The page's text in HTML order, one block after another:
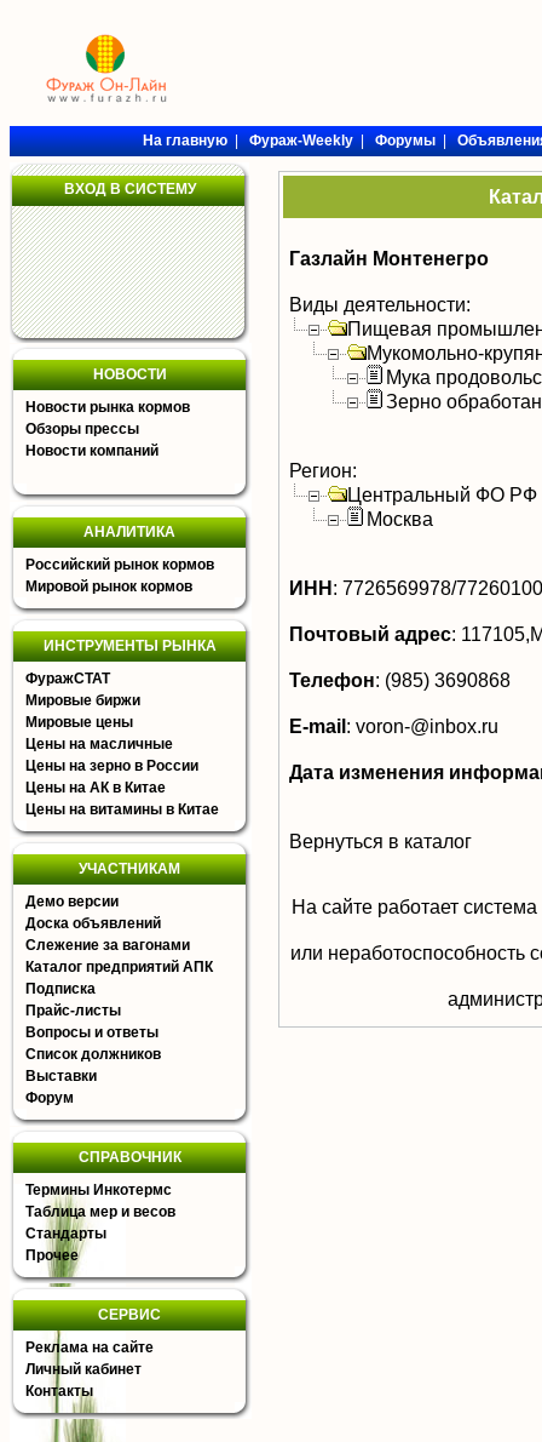
На главную|Фураж-Weekly|Форумы|
ВХОД В СИСТЕМУ
НОВОСТИ
Новости рынка кормов
Обзоры прессы
Новости компаний
АНАЛИТИКА
Российский рынок кормов
Мировой рынок кормов
ИНСТРУМЕНТЫ РЫНКА
ФуражСТАТ
Мировые биржи
Мировые цены
Цены на масличные
Цены на зерно в России
Цены на АК в Китае
Цены на витамины в Китае
УЧАСТНИКАМ
Демо версии
Доска объявлений
Слежение за вагонами
Каталог предприятий АПК
Подписка
Прайс-листы
Вопросы и ответы
Список должников
Выставки
Форум
СПРАВОЧНИК
Термины Инкотермс
Таблица мер и весов
Стандарты
Прочее
СЕРВИС
Реклама на сайте
Личный кабинет
Контакты
Газлайн Монтенегро
Виды деятельности:
Пищевая
Мукомольно-
Мука
Зерно
Регион:
Центральный ФО РФ
Москва
ИНН: 7726569978/
Почтовый адрес:
Телефон: (985) 3690868
E-mail: voron-@inbox.ru
Дата изменения
Вернуться в каталог
На сайте работает
или неработоспособность